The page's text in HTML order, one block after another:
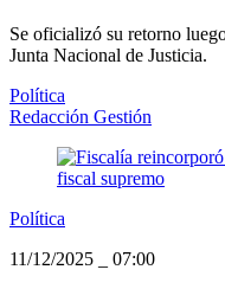
Se oficializó su retorno
Junta Nacional de Justicia.
Política
Redacción Gestión
Política
11/12/2025
07:00